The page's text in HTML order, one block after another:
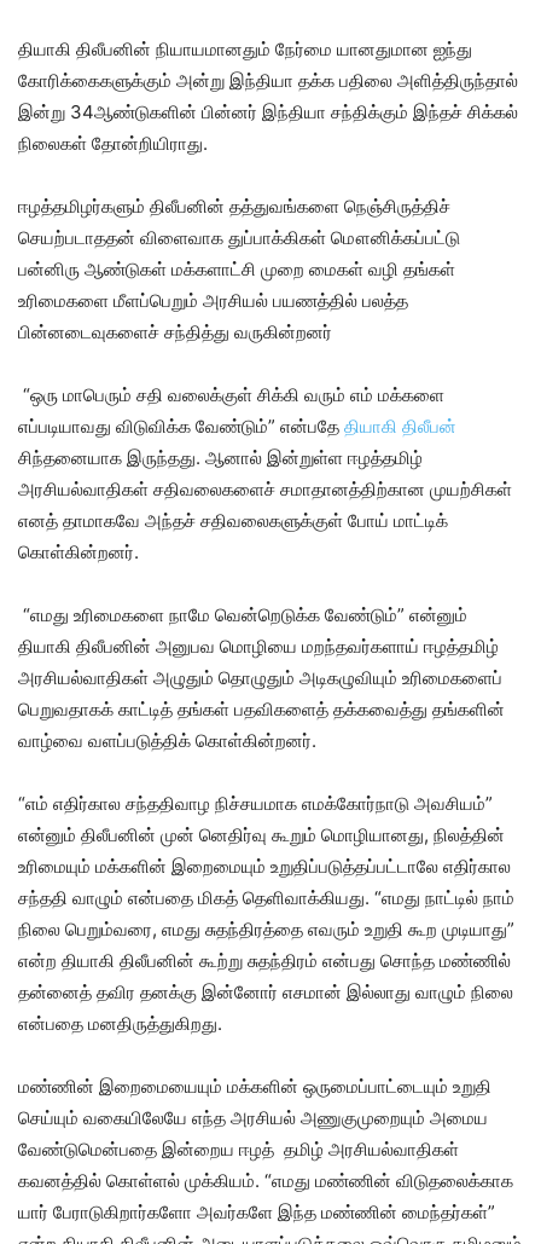
தியாகி திலீபனின் நியாயமானதும் நேர்மை யானதுமான ஐந்து
கோரிக்கைகளுக்கும் அன்று இந்தியா தக்க பதிலை அளித்திருந்தால்
இன்று 34ஆண்டுகளின் பின்னர் இந்தியா சந்திக்கும் இந்தச் சிக்கல்
நிலைகள் தோன்றியிராது.
ஈழத்தமிழர்களும் திலீபனின் தத்துவங்களை நெஞ்சிருத்திச்
செயற்படாததன் விளைவாக துப்பாக்கிகள் மௌனிக்கப்பட்டு
பன்னிரு ஆண்டுகள் மக்களாட்சி முறை மைகள் வழி தங்கள்
உரிமைகளை மீளப்பெறும் அரசியல் பயணத்தில் பலத்த
பின்னடைவுகளைச் சந்தித்து வருகின்றனர்
“ஒரு மாபெரும் சதி வலைக்குள் சிக்கி வரும் எம் மக்களை
எப்படியாவது விடுவிக்க வேண்டும்” என்பதே தியாகி திலீபன்
சிந்தனையாக இருந்தது. ஆனால் இன்றுள்ள ஈழத்தமிழ்
அரசியல்வாதிகள் சதிவலைகளைச் சமாதானத்திற்கான முயற்சிகள்
எனத் தாமாகவே அந்தச் சதிவலைகளுக்குள் போய் மாட்டிக்
கொள்கின்றனர்.
“எமது உரிமைகளை நாமே வென்றெடுக்க வேண்டும்” என்னும்
தியாகி திலீபனின் அனுபவ மொழியை மறந்தவர்களாய் ஈழத்தமிழ்
அரசியல்வாதிகள் அழுதும் தொழுதும் அடிகழுவியும் உரிமைகளைப்
பெறுவதாகக் காட்டித் தங்கள் பதவிகளைத் தக்கவைத்து தங்களின்
வாழ்வை வளப்படுத்திக் கொள்கின்றனர்.
“எம் எதிர்கால சந்ததிவாழ நிச்சயமாக எமக்கோர்நாடு அவசியம்”
என்னும் திலீபனின் முன் னெதிர்வு கூறும் மொழியானது, நிலத்தின்
உரிமையும் மக்களின் இறைமையும் உறுதிப்படுத்தப்பட்டாலே எதிர்கால
சந்ததி வாழும் என்பதை மிகத் தெளிவாக்கியது. “எமது நாட்டில் நாம்
நிலை பெறும்வரை, எமது சுதந்திரத்தை எவரும் உறுதி கூற முடியாது”
என்ற தியாகி திலீபனின் கூற்று சுதந்திரம் என்பது சொந்த மண்ணில்
தன்னைத் தவிர தனக்கு இன்னோர் எசமான் இல்லாது வாழும் நிலை
என்பதை மனதிருத்துகிறது.
மண்ணின் இறைமையையும் மக்களின் ஒருமைப்பாட்டையும் உறுதி
செய்யும் வகையிலேயே எந்த அரசியல் அணுகுமுறையும் அமைய
வேண்டுமென்பதை இன்றைய ஈழத் தமிழ் அரசியல்வாதிகள்
கவனத்தில் கொள்ளல் முக்கியம். “எமது மண்ணின் விடுதலைக்காக
யார் பேராடுகிறார்களோ அவர்களே இந்த மண்ணின் மைந்தர்கள்”